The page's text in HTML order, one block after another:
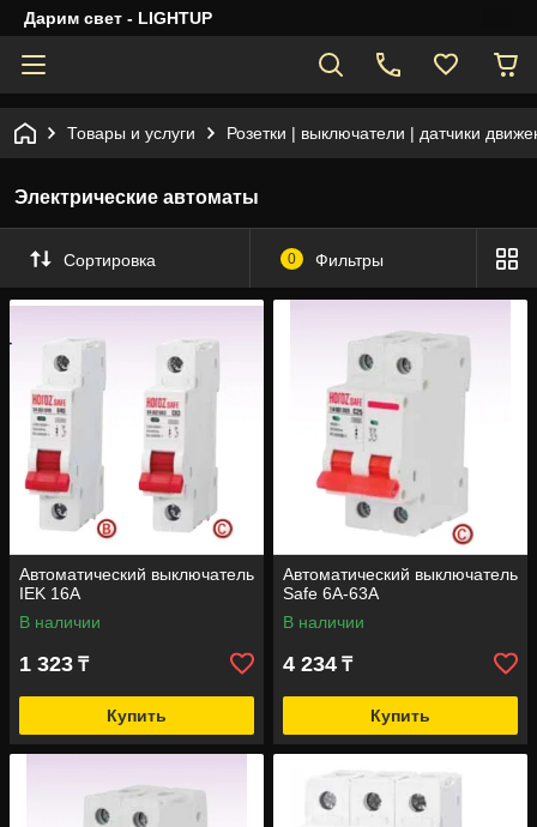
Дарим свет - LIGHTUP
Товары и услуги Розетки | выключатели | датчики
Электрические автоматы
Сортировка 0 Фильтры
Автоматический выключатель
IEK 16A
В наличии
1 323 ₸
Купить
Автоматический выключатель
Safe 6А-63А
В наличии
4 234 ₸
Купить